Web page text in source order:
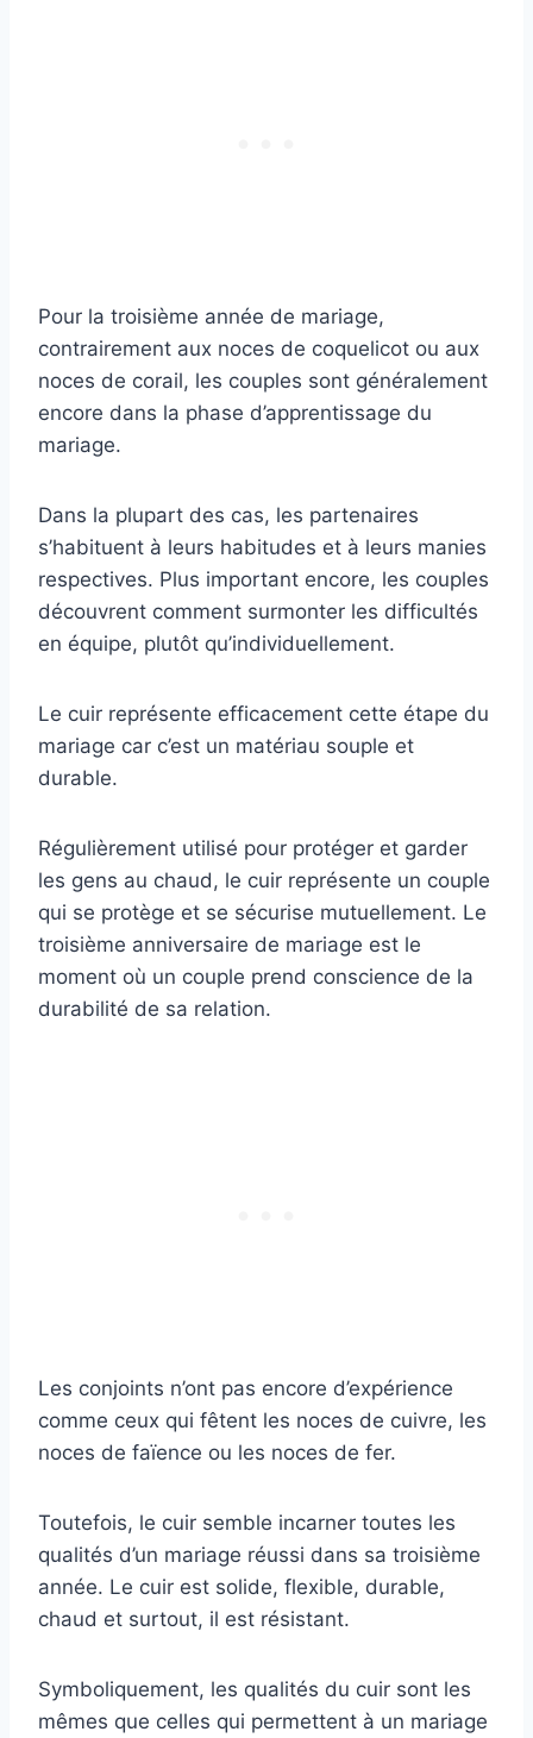
Pour la troisième année de mariage,
contrairement aux noces de coquelicot ou aux
noces de corail, les couples sont généralement
encore dans la phase d’apprentissage du
mariage.
Dans la plupart des cas, les partenaires
s’habituent à leurs habitudes et à leurs manies
respectives. Plus important encore, les couples
découvrent comment surmonter les difficultés
en équipe, plutôt qu’individuellement.
Le cuir représente efficacement cette étape du
mariage car c’est un matériau souple et
durable.
Régulièrement utilisé pour protéger et garder
les gens au chaud, le cuir représente un couple
qui se protège et se sécurise mutuellement. Le
troisième anniversaire de mariage est le
moment où un couple prend conscience de la
durabilité de sa relation.
Les conjoints n’ont pas encore d’expérience
comme ceux qui fêtent les noces de cuivre, les
noces de faïence ou les noces de fer.
Toutefois, le cuir semble incarner toutes les
qualités d’un mariage réussi dans sa troisième
année. Le cuir est solide, flexible, durable,
chaud et surtout, il est résistant.
Symboliquement, les qualités du cuir sont les
mêmes que celles qui permettent à un mariage